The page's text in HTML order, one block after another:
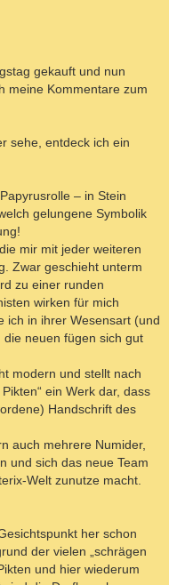
gekauft und nun
meine Kommentare zum
sehe, entdeck ich ein
– in Stein
gelungene Symbolik
mir mit jeder weiteren
Zwar geschieht unterm
zu einer runden
wirken für mich
ich in ihrer Wesensart (und
neuen fügen sich gut
modern und stellt nach
ein Werk dar, dass
Handschrift des
auch mehrere Numider,
und sich das neue Team
Welt zunutze macht.
her schon
der vielen „schrägen
und hier wiederum